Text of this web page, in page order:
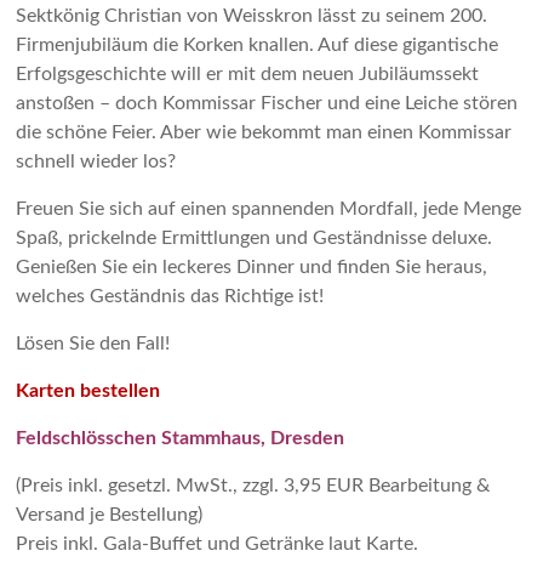
Sektkönig Christian von Weisskron lässt zu seinem 200.
Firmenjubiläum die Korken knallen. Auf diese gigantische
Erfolgsgeschichte will er mit dem neuen Jubiläumssekt
anstoßen – doch Kommissar Fischer und eine Leiche stören
die schöne Feier. Aber wie bekommt man einen Kommissar
schnell wieder los?
Freuen Sie sich auf einen spannenden Mordfall, jede Menge
Spaß, prickelnde Ermittlungen und Geständnisse deluxe.
Genießen Sie ein leckeres Dinner und finden Sie heraus,
welches Geständnis das Richtige ist!
Lösen Sie den Fall!
Karten bestellen
Feldschlösschen Stammhaus, Dresden
(Preis inkl. gesetzl. MwSt., zzgl. 3,95 EUR Bearbeitung &
Versand je Bestellung)
Preis inkl. Gala-Buffet und Getränke laut Karte.